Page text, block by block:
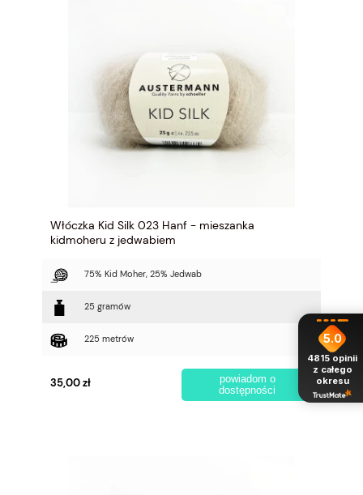
Włóczka Kid Silk 023 Hanf - mieszanka
kidmoheru z jedwabiem
75% Kid Moher, 25% Jedwab
25 gramów
225 metrów
35,00 zł
powiadom o
dostępności
5.0
4815 opinii
z całego
okresu